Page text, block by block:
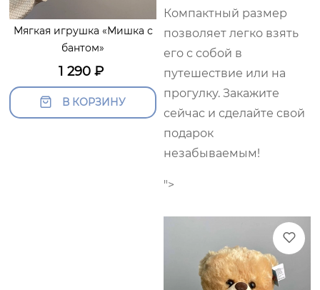
Мягкая игрушка «Мишка с
бантом»
1 290 ₽
В КОРЗИНУ
Компактный размер
позволяет легко взять
его с собой в
путешествие или на
прогулку. Закажите
сейчас и сделайте свой
подарок
незабываемым!
">